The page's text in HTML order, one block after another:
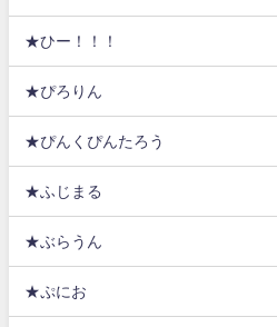
★ひー！！！
★ぴろりん
★ぴんくぴんたろう
★ふじまる
★ぶらうん
★ぷにお